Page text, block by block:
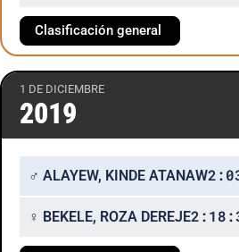
Clasificación general
1 DE DICIEMBRE
2019
♂ ALAYEW, KINDE ATANAW
♀ BEKELE, ROZA DEREJE